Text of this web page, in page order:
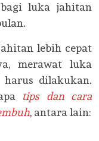
luka jahitan
lebih cepat
merawat luka
dilakukan.
tips dan cara
, antara lain: